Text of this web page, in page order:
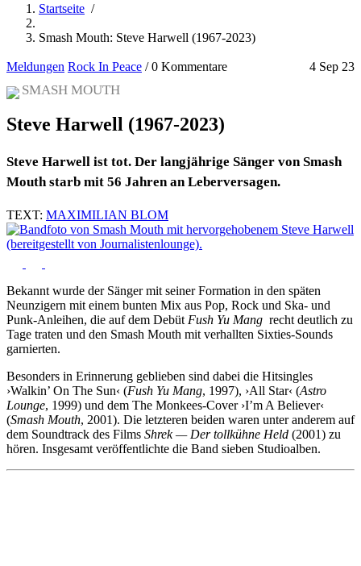
Startseite /
Smash Mouth: Steve Harwell (1967-2023)
Meldungen Rock In Peace 4 Sep 23
/0 Kommentare
SMASH MOUTH
Steve Harwell (1967-2023)
Steve Harwell ist tot. Der langjährige Sänger von Smash
Mouth starb mit 56 Jahren an Leberversagen.
TEXT: MAXIMILIAN BLOM
Bekannt wurde der Sänger mit seiner Formation in den späten
Neunzigern mit einem bunten Mix aus Pop, Rock und Ska- und
Punk-Anleihen, die auf dem Debüt Fush Yu Mang recht deutlich zu
Tage traten und den Smash Mouth mit verhallten Sixties-Sounds
garnierten.
Besonders in Erinnerung geblieben sind dabei die Hitsingles
›Walkin’ On The Sun‹ (Fush Yu Mang, 1997), ›All Star‹ (Astro
Lounge, 1999) und dem The Monkees-Cover ›I’m A Believer‹
(Smash Mouth, 2001). Die letzteren beiden waren unter anderem auf
dem Soundtrack des Films Shrek — Der tollkühne Held (2001) zu
hören. Insgesamt veröffentlichte die Band sieben Studioalben.